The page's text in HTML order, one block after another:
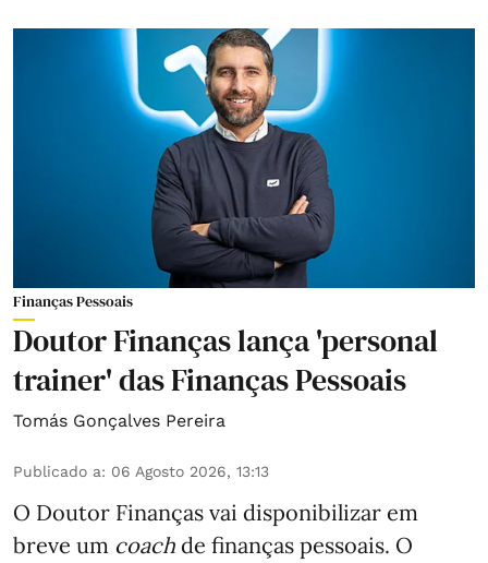
Finanças Pessoais
Doutor Finanças lança 'personal
trainer' das Finanças Pessoais
Tomás Gonçalves Pereira
Publicado a: 06 Agosto 2026, 13:13
O Doutor Finanças vai disponibilizar em
breve um coach de finanças pessoais. O